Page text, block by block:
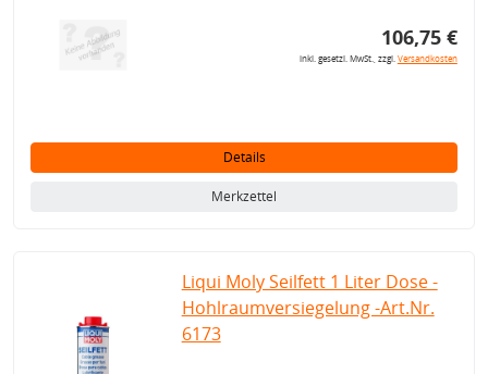
106,75 €
inkl. gesetzl. MwSt., zzgl.Versandkosten
Details
Merkzettel
Liqui Moly Seilfett 1 Liter Dose -
Hohlraumversiegelung -Art.Nr.
6173